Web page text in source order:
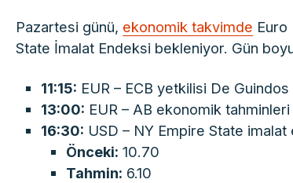
Pazartesi günü, ekonomik takvimde Euro
State İmalat Endeksi bekleniyor. Gün
11:15: EUR – ECB yetkilisi De
13:00: EUR – AB ekonomik tahminleri
16:30: USD – NY Empire State imalat
Önceki: 10.70
Tahmin: 6.10